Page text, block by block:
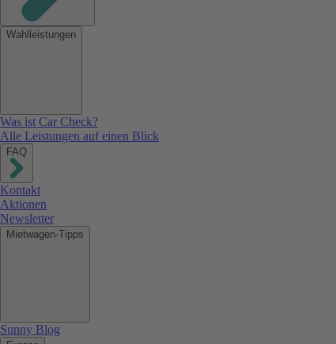
Wahlleistungen
Was ist Car Check?
Alle Leistungen auf einen Blick
FAQ
Kontakt
Aktionen
Newsletter
Mietwagen-Tipps
Sunny Blog